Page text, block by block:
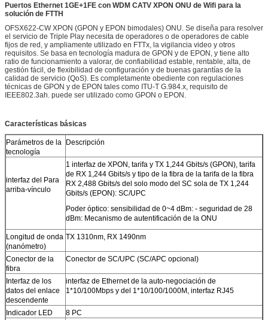
Puertos Ethernet 1GE+1FE con WDM CATV XPON ONU de Wifi para la
solución de FTTH
OFSX622-CW XPON (GPON y EPON bimodales) ONU. Se diseña para resolver
el servicio de Triple Play necesita de operadores o de operadores de cable
fijos de red, y ampliamente utilizado en FTTx, la vigilancia video y otros
requisitos. Se basa en tecnología madura de GPON y de EPON, y tiene alto
ratio de funcionamiento a valorar, de confiabilidad estable, rentable, alta, de
gestión fácil, de flexibilidad de configuración y de buenas garantías de la
calidad de servicio (QoS). Es completamente obediente con regulaciones
técnicas de GPON y de EPON tales como ITU-T G.984.x, requisito de
IEEE802.3ah. puede ser utilizado como GPON o EPON.
Características básicas
Parámetros de la
tecnología
Descripción
interfaz del Para
arriba-vínculo
1 interfaz de XPON, tarifa y TX 1,244 Gbits/s (GPON), tarifa
de RX 1,244 Gbits/s y tipo de la fibra de la tarifa de la fibra
RX 2,488 Gbits/s del solo modo del SC sola de TX 1,244
Gbits/s (EPON): SC/UPC
Poder óptico: sensibilidad de 0~4 dBm: - seguridad de 28
dBm: Mecanismo de autentificación de la ONU
Longitud de onda
(nanómetro)
TX 1310nm, RX 1490nm
Conector de la
fibra
Conector de SC/UPC (SC/APC opcional)
Interfaz de los
datos del enlace
descendente
interfaz de Ethernet de la auto-negociación de
1*10/100Mbps y del 1*10/100/1000M, interfaz RJ45
Indicador LED
8 PC